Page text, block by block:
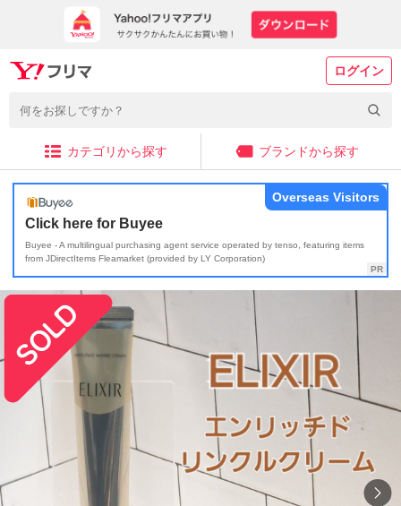
ログイン
カテゴリから探す ブランドから探す
Click here for Buyee
Buyee - A multilingual purchasing agent service operated by tenso, featuring items
from JDirectItems Fleamarket (provided by LY Corporation)
Overseas Visitors